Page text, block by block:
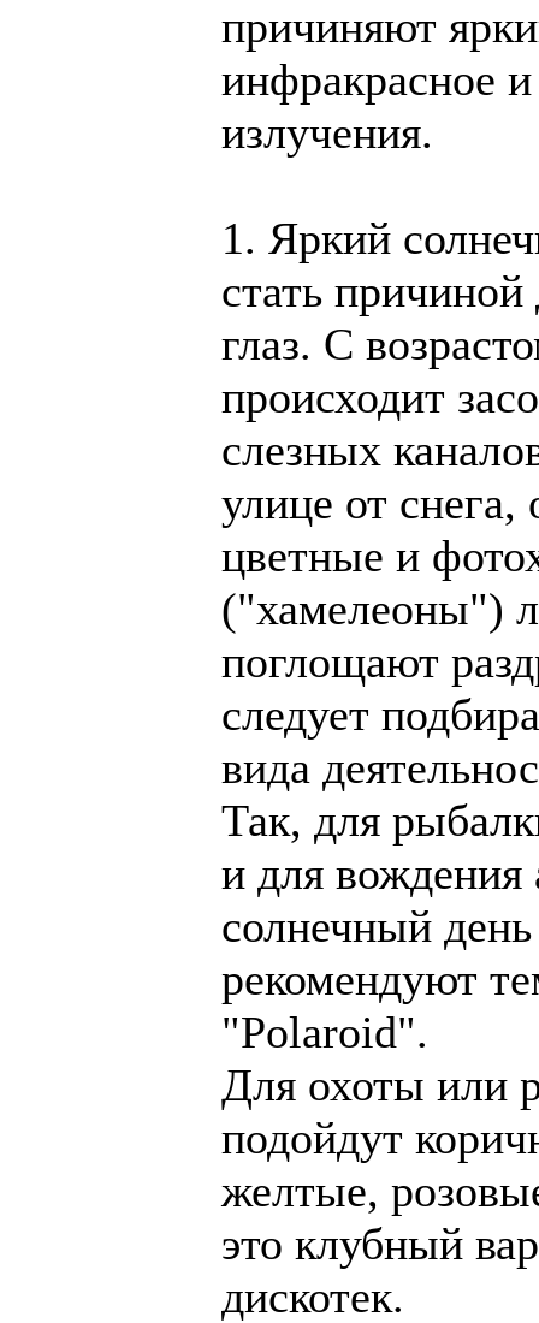
причиняют
инфракрасное
излучения.
1. Яркий
стать
глаз. С
происходит
слезных
улице от снега,
цветные и
("хамелеоны")
поглощают
следует
вида
Так, для
и для вождения
солнечный
рекомендуют
"Polaroid".
Для охоты или
подойдут
желтые,
это клубный
дискотек.